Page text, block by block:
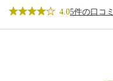
4.05件の口コミ